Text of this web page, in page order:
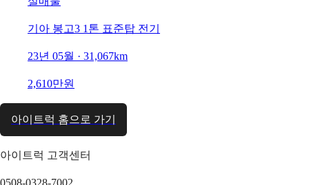
기아 봉고3 1톤 표준탑 전기
23년 05월 · 31,067km
2,610만원
아이트럭 홈으로 가기
아이트럭 고객센터
0508-0328-7002